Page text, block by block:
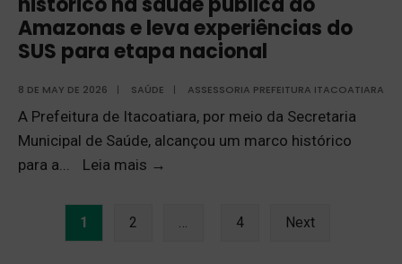
Amazonas e leva experiências do
SUS para etapa nacional
8 DE MAY DE 2026 | SAÚDE | ASSESSORIA PREFEITURA ITACOATIARA
A Prefeitura de Itacoatiara, por meio da Secretaria
Municipal de Saúde, alcançou um marco histórico
para a... Leia mais →
1 2 … 4 Next